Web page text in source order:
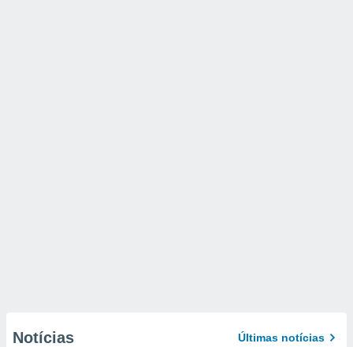
Notícias Últimas notícias